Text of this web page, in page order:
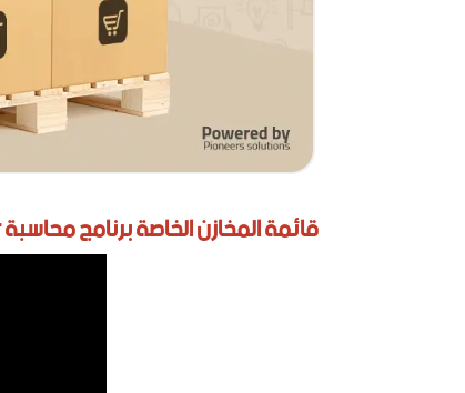
قائمة المخازن الخاصة برنامج محاسبة Easy Store Silver